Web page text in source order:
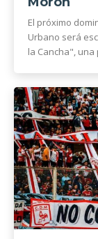
El próximo
Urbano será
la Cancha", una